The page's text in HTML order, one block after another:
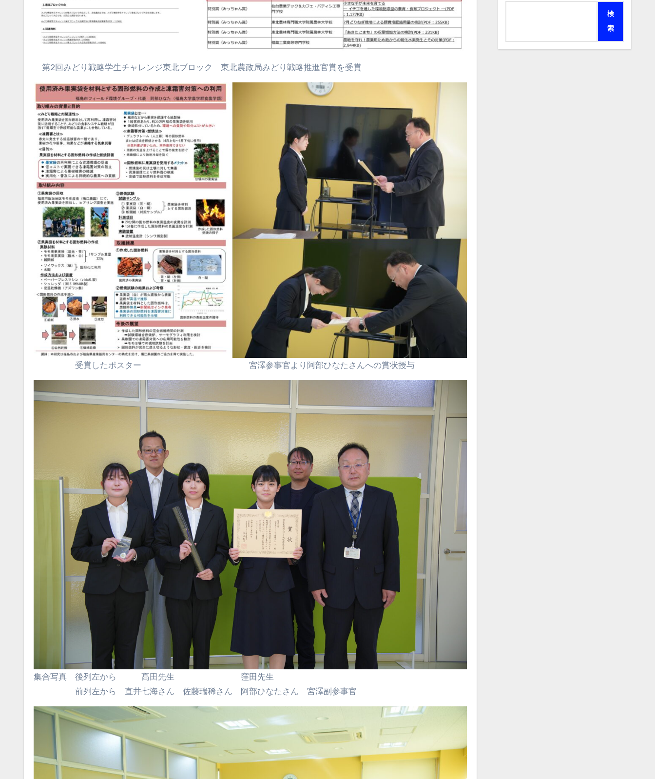
第2回みどり戦略学生チャレンジ東北ブロック 東北農政局みどり戦略推進官賞を受賞
受賞したポスター 宮澤参事官より阿部ひなたさんへの賞状授与
集合写真 後列左から 髙田先生 窪田先生
前列左から 直井七海さん 佐藤瑞稀さん 阿部ひなたさん 宮澤副参事官
検
索